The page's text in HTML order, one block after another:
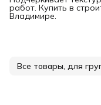
работ. Купить в
Владимире.
Все товары, для